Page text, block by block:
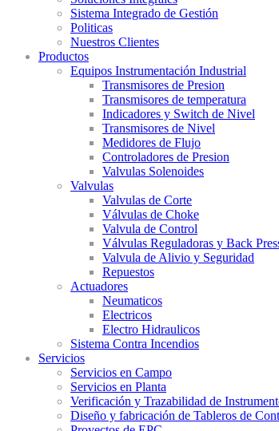
Sistema Integrado de Gestión
Politicas
Nuestros Clientes
Productos
Equipos Instrumentación Industrial
Transmisores de Presion
Transmisores de temperatura
Indicadores y Switch de Nivel
Transmisores de Nivel
Medidores de Flujo
Controladores de Presion
Valvulas Solenoides
Valvulas
Valvulas de Corte
Válvulas de Choke
Valvula de Control
Válvulas Reguladoras y Back
Valvula de Alivio y Seguridad
Repuestos
Actuadores
Neumaticos
Electricos
Electro Hidraulicos
Sistema Contra Incendios
Servicios
Servicios en Campo
Servicios en Planta
Verificación y Trazabilidad de
Diseño y fabricación de Tableros de